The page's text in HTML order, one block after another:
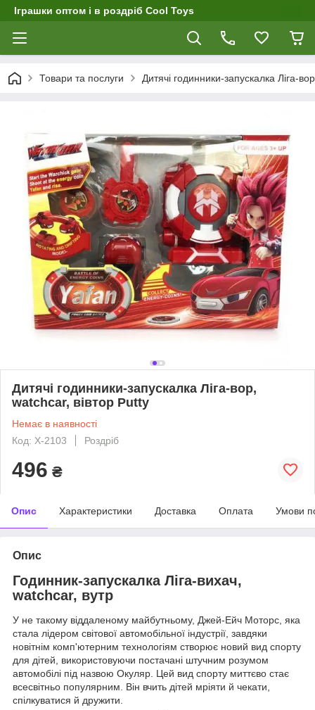
Іграшки оптом і в роздріб Cool Toys
Товари та послуги Дитячі годинники-запускалка Ліга-
Дитячі годинники-запускалка Ліга-вор,
watchcar, вівтор Putty
Немає в наявності
Код: Х-2103
Роздріб
496 ₴
Опис Характеристики Доставка Оплата Умови
Опис
Годинник-запускалка Ліга-вихач,
watchcar, вутр
У не такому віддаленому майбутньому, Джей-Ейч Моторс, яка
стала лідером світової автомобільної індустрії, завдяки
новітнім комп'ютерним технологіям створює новий вид спорту
для дітей, використовуючи постачані штучним розумом
автомобілі під назвою Окуляр. Цей вид спорту миттєво стає
всесвітньо популярним. Він вчить дітей мріяти й чекати,
спілкуватися й дружити.